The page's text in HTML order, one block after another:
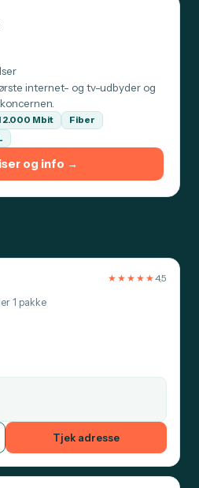
internet- og tv-udbyder og
2.000 Mbit
Fiber
og info →
★★★★★4,5
1 pakke
Tjek adresse